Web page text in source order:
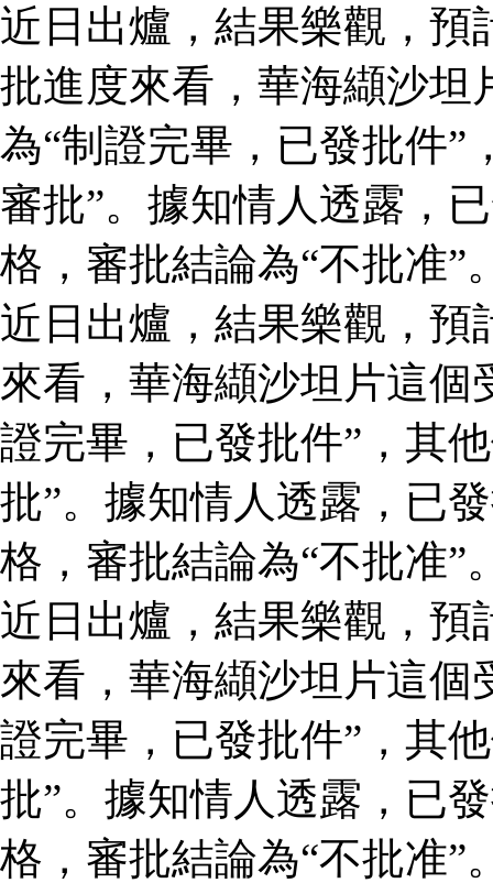
近日出爐，結果樂觀，
批進度來看，華海纈沙坦
為“制證完畢，已發批件”
審批”。據知情人透露，
格，審批結論為“不批准”
近日出爐，結果樂觀，預
來看，華海纈沙坦片這個
證完畢，已發批件”，其
批”。據知情人透露，已
格，審批結論為“不批准”
近日出爐，結果樂觀，預
來看，華海纈沙坦片這個
證完畢，已發批件”，其
批”。據知情人透露，已
格，審批結論為“不批准”